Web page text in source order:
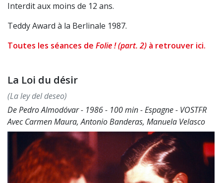
Interdit aux moins de 12 ans.
Teddy Award à la Berlinale 1987.
Toutes les séances de Folie ! (part. 2) à retrouver ici.
La Loi du désir
(La ley del deseo)
De Pedro Almodóvar - 1986 - 100 min - Espagne - VOSTFR
Avec Carmen Maura, Antonio Banderas, Manuela Velasco